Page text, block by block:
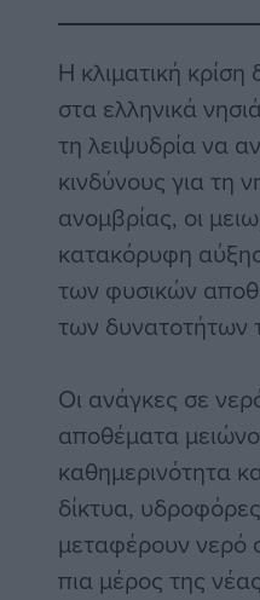
Η κλιματική
στα ελληνικά
τη λειψυδρία να
κινδύνους για τη
ανομβρίας, οι
κατακόρυφη
των φυσικών
των δυνατοτήτων
Οι ανάγκες σε
αποθέματα
καθημερινότητα
δίκτυα,
μεταφέρουν νερό
πια μέρος της